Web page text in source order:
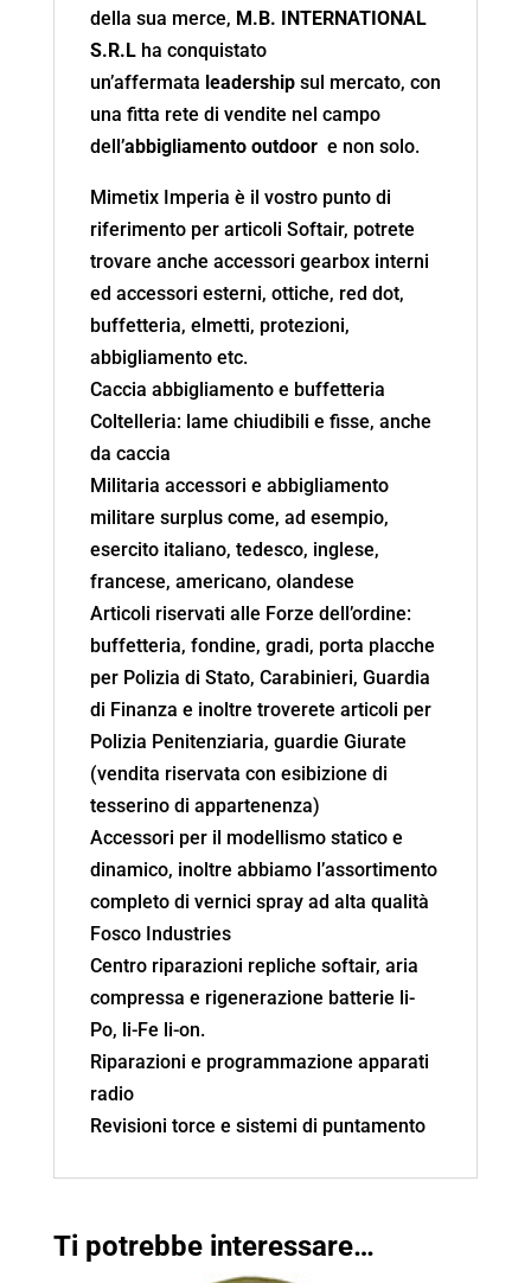
della sua merce, M.B. INTERNATIONAL
S.R.Lha conquistato
un’affermata leadership sul mercato, con
una fitta rete di vendite nel campo
dell’abbigliamento outdoor e non solo.
Mimetix Imperia è il vostro punto di
riferimento per articoli Softair, potrete
trovare anche accessori gearbox interni
ed accessori esterni, ottiche, red dot,
buffetteria, elmetti, protezioni,
abbigliamento etc.
Caccia abbigliamento e buffetteria
Coltelleria: lame chiudibili e fisse, anche
da caccia
Militaria accessori e abbigliamento
militare surplus come, ad esempio,
esercito italiano, tedesco, inglese,
francese, americano, olandese
Articoli riservati alle Forze dell’ordine:
buffetteria, fondine, gradi, porta placche
per Polizia di Stato, Carabinieri, Guardia
di Finanza e inoltre troverete articoli per
Polizia Penitenziaria, guardie Giurate
(vendita riservata con esibizione di
tesserino di appartenenza)
Accessori per il modellismo statico e
dinamico, inoltre abbiamo l’assortimento
completo di vernici spray ad alta qualità
Fosco Industries
Centro riparazioni repliche softair, aria
compressa e rigenerazione batterie li-
Po, li-Fe li-on.
Riparazioni e programmazione apparati
radio
Revisioni torce e sistemi di puntamento
Ti potrebbe interessare…